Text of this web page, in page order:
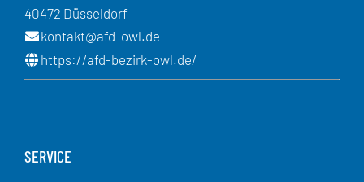
40472 Düsseldorf
kontakt@afd-owl.de
https://afd-bezirk-owl.de/
SERVICE